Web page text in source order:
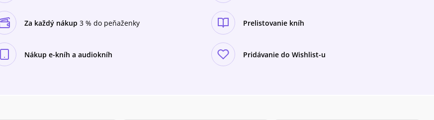
Za každý nákup 3 % do peňaženky Prelistovanie kníh
Nákup e-kníh a audiokníh Pridávanie do Wishlist-u